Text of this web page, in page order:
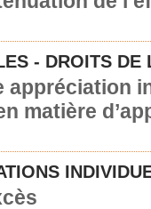
- DROITS DE
appréciation
matière